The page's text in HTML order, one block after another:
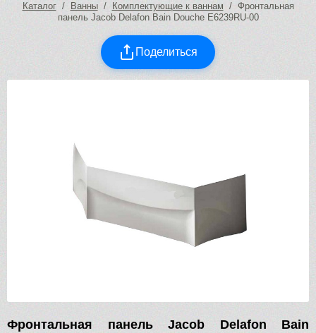
Каталог/ Ванны/ Комплектующие к ваннам / Фронтальная
панель Jacob Delafon Bain Douche E6239RU-00
Поделиться
Фронтальная панель Jacob Delafon Bain